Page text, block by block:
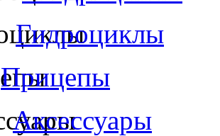
Гидроциклы
Прицепы
Аксессуары